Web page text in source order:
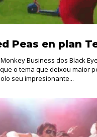
Peas en plan
Business dos Black
o tema que deixou maior
seu impresionante...